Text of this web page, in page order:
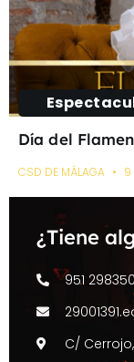
Día del
CSD DE MÁLAGA
¿Tiene
951
C/